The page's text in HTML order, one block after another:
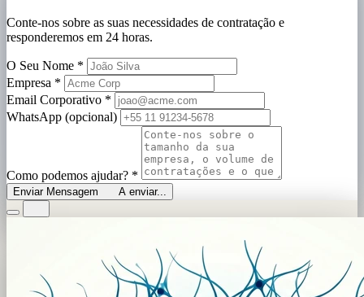
Conte-nos sobre as suas necessidades de contratação e
responderemos em 24 horas.
O Seu Nome *
Empresa *
Email Corporativo *
WhatsApp (opcional)
Como podemos ajudar? *
Enviar Mensagem A enviar...